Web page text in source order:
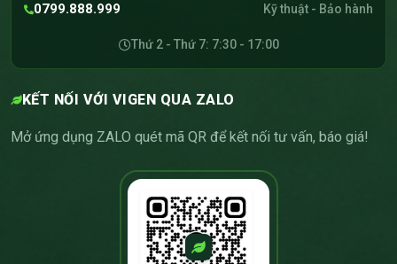
0799.888.999 Kỹ thuật - Bảo hành
Thứ 2 - Thứ 7: 7:30 - 17:00
KẾT NỐI VỚI VIGEN QUA ZALO
Mở ứng dụng ZALO quét mã QR để kết nối tư vấn, báo giá!